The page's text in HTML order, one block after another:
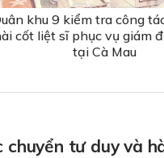
khu 9 kiểm tra công
cốt liệt sĩ phục vụ giám
tại Cà Mau
chuyển tư duy và